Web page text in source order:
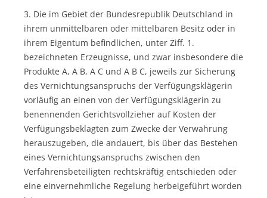
3. Die im Gebiet der Bundesrepublik Deutschland in
ihrem unmittelbaren oder mittelbaren Besitz oder in
ihrem Eigentum befindlichen, unter Ziff. 1.
bezeichneten Erzeugnisse, und zwar insbesondere die
Produkte A, A B, A C und A B C, jeweils zur Sicherung
des Vernichtungsanspruchs der Verfügungsklägerin
vorläufig an einen von der Verfügungsklägerin zu
benennenden Gerichtsvollzieher auf Kosten der
Verfügungsbeklagten zum Zwecke der Verwahrung
herauszugeben, die andauert, bis über das Bestehen
eines Vernichtungsanspruchs zwischen den
Verfahrensbeteiligten rechtskräftig entschieden oder
eine einvernehmliche Regelung herbeigeführt worden